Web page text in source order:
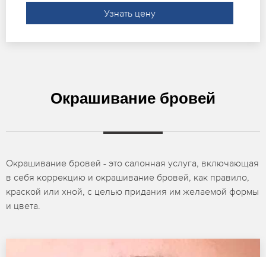
Узнать цену
Окрашивание бровей
Окрашивание бровей - это салонная услуга, включающая
в себя коррекцию и окрашивание бровей, как правило,
краской или хной, с целью придания им желаемой формы
и цвета.